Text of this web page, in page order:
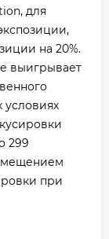
для
на 20%.
выигрывает
условиях
299
при